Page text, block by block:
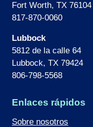
Fort Worth, TX 76104
817-870-0060
Lubbock
5812 de la calle 64
Lubbock, TX 79424
806-798-5568
Enlaces rápidos
Sobre nosotros